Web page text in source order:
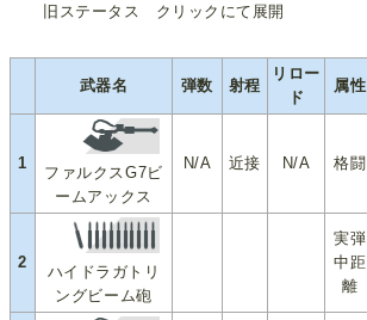
旧ステータス クリックにて展開
武器名 弾数 射程
リロー
ド
属性
1
ファルクスG7ビ
ームアックス
N/A 近接 N/A 格闘
2
ハイドラガトリ
ングビーム砲
実弾
中距
離